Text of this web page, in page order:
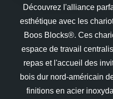
Découvrez l'alliance
esthétique avec les
Boos Blocks®. Ces
espace de travail
repas et l'accueil des
bois dur nord-américain
finitions en acier